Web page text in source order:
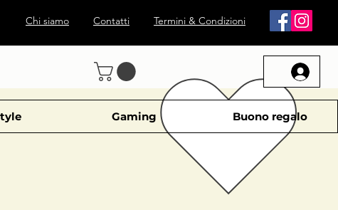
Chi siamo Contatti Termini & Condizioni
Gaming Buono regalo